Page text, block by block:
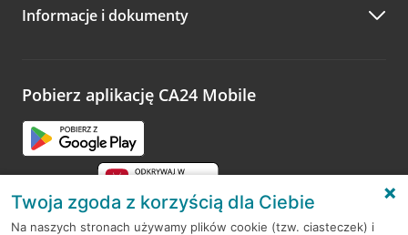
Zachęcamy do podzielenia się z nami opinią o wizycie.
opinie.
Informacje i dokumenty
Pobierz aplikację CA24 Mobile
Twoja zgoda z korzyścią dla Ciebie
Na naszych stronach używamy plików cookie (tzw. ciasteczek) i